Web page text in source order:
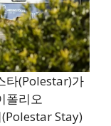
타(Polestar)가
폴리오
Stay)